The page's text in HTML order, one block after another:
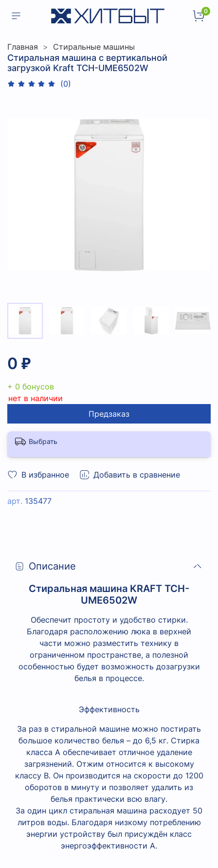
0
Главная Стиральные машины
Стиральная машина с вертикальной
загрузкой Kraft TCH-UME6502W
(0)
В избранное Добавить в сравнение
арт. 135477
0 ₽
+ 0 бонусов
нет в наличии
Предзаказ
Выбрать
Описание
Стиральная машина KRAFT TCH-
UME6502W
Обеспечит простоту и удобство стирки.
Благодаря расположению люка в верхней
части можно разместить технику в
ограниченном пространстве, а полезной
особенностью будет возможность дозагрузки
белья в процессе.
Эффективность
За раз в стиральной машине можно постирать
большое количество белья – до 6,5 кг. Стирка
класса A обеспечивает отличное удаление
загрязнений. Отжим относится к высокому
классу B. Он производится на скорости до 1200
оборотов в минуту и позволяет удалить из
белья практически всю влагу.
За один цикл стиральная машина расходует 50
литров воды. Благодаря низкому потреблению
энергии устройству был присуждён класс
энергоэффективности A.